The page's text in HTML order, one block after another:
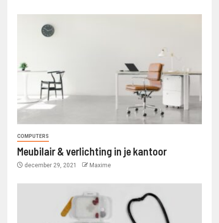
COMPUTERS
Meubilair & verlichting in je kantoor
december 29, 2021 Maxime